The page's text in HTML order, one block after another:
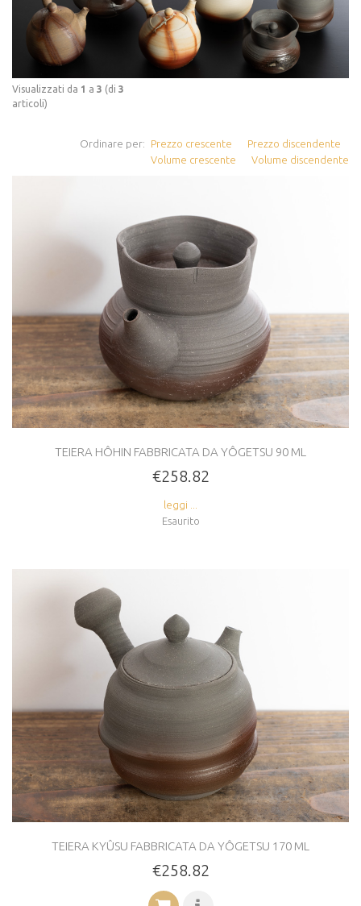
Visualizzati da 1 a 3 (di 3
articoli)
Prezzo crescente
Prezzo discendente
Volume crescente
Volume discendente
Ordinare per:
TEIERA HÔHIN FABBRICATA DA YÔGETSU 90 ML
€258.82
leggi ...
Esaurito
TEIERA KYÛSU FABBRICATA DA YÔGETSU 170 ML
€258.82